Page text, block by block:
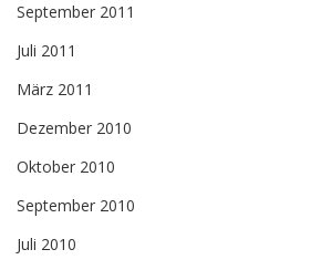
September 2011
Juli 2011
März 2011
Dezember 2010
Oktober 2010
September 2010
Juli 2010